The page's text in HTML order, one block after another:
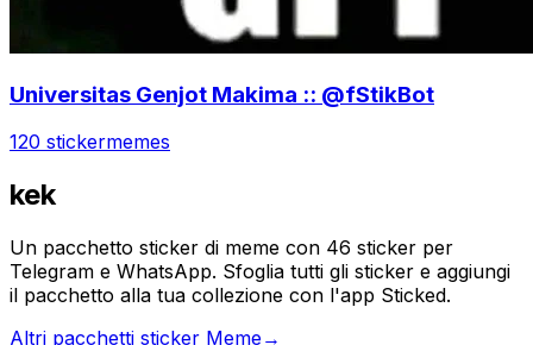
Universitas Genjot Makima :: @fStikBot
120 stickermemes
kek
Un pacchetto sticker di meme con 46 sticker per
Telegram e WhatsApp. Sfoglia tutti gli sticker e aggiungi
il pacchetto alla tua collezione con l'app Sticked.
Altri pacchetti sticker Meme→